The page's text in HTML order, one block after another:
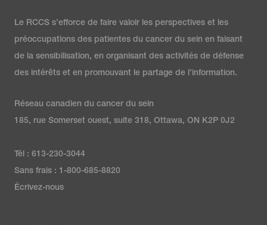
Le RCCS s’efforce de faire valoir les perspectives et les
préoccupations des patientes du cancer du sein en faisant
de la sensibilisation, en organisant des activités de défense
des intérêts et en promouvant le partage de l’information.
Réseau canadien du cancer du sein
185, rue Somerset ouest, suite 318, Ottawa, ON K2P 0J2
Tél : 613-230-3044
Sans frais : 1-800-685-8820
Écrivez-nous